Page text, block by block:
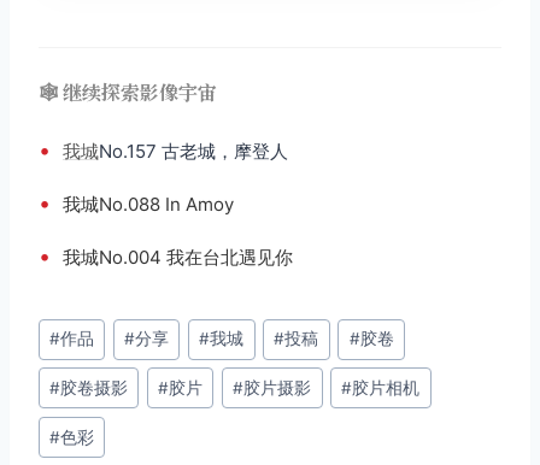
🕸️ 继续探索影像宇宙
• 我城No.157 古老城，摩登人
• 我城No.088 In Amoy
• 我城No.004 我在台北遇见你
文
章
标
签：
#作品 #分享 #我城 #投稿 #胶卷
#胶卷摄影 #胶片 #胶片摄影 #胶片相机
#色彩